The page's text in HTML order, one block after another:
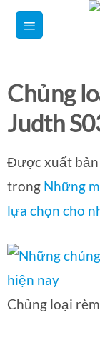
qua
dung
Chủng
Judth
Được xuất bản
trong Những
lựa chọn cho
Chủng loại